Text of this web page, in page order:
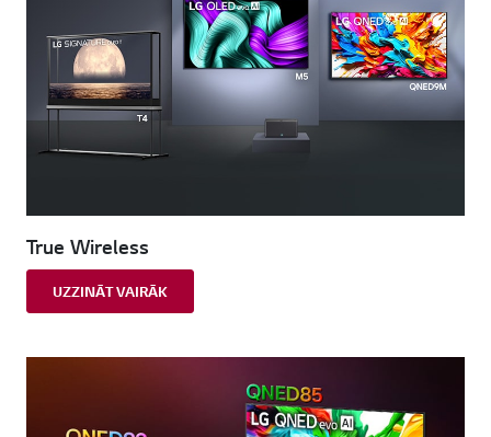
True Wireless
UZZINĀT VAIRĀK